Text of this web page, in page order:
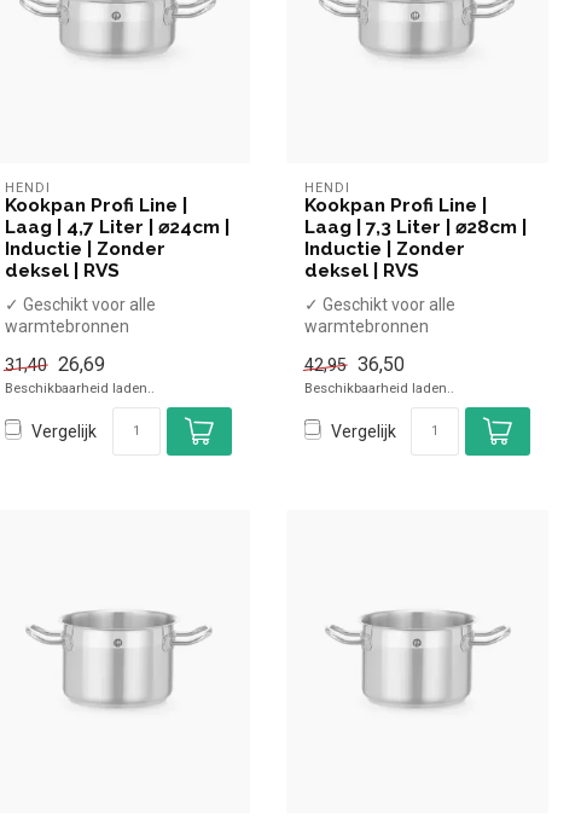
HENDI
Kookpan Profi Line |
Laag | 4,7 Liter | ⌀24cm |
Inductie | Zonder
deksel | RVS
✓ Geschikt voor alle
warmtebronnen
handgrepen
x Zonder dekse...
31,40 26,69
Beschikbaarheid laden..
Vergelijk
HENDI
Kookpan Profi Line |
Laag | 7,3 Liter | ⌀28cm |
Inductie | Zonder
deksel | RVS
✓ Geschikt voor alle
warmtebronnen
handgrepen
x Zonder dekse...
42,95 36,50
Beschikbaarheid laden..
Vergelijk